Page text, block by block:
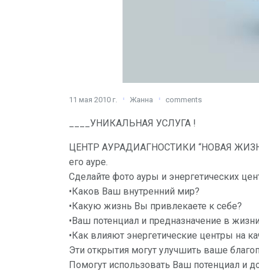
11 мая 2010 г. Жанна comments
____УНИКАЛЬНАЯ УСЛУГА !
ЦЕНТР АУРАДИАГНОСТИКИ “НОВАЯ
его ауре.
Сделайте фото ауры и энергетических
•Каков Ваш внутренний мир?
•Какую жизнь Вы привлекаете к себе?
•Ваш потенциал и предназначение в
•Как влияют энергетические центры на
Эти открытия могут улучшить ваше
Помогут использовать Ваш потенциал и